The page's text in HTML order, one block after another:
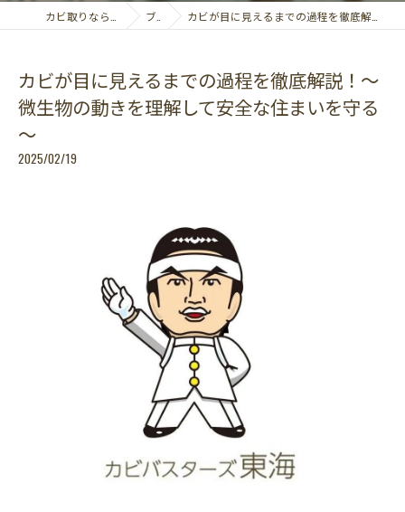
ブログ カビが目に見えるまでの過程を徹底解説！～微生物の動きを理解して安全な住まいを守る～
カビが目に見えるまでの過程を徹底解説！～
微生物の動きを理解して安全な住まいを守る
～
2025/02/19